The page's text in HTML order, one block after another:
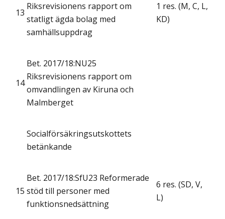
13
Riksrevisionens rapport om
statligt ägda bolag med
samhällsuppdrag
1 res. (M, C, L,
KD)
14
Bet. 2017/18:NU25
Riksrevisionens rapport om
omvandlingen av Kiruna och
Malmberget
Socialförsäkringsutskottets
betänkande
15
Bet. 2017/18:SfU23 Reformerade
stöd till personer med
funktionsnedsättning
6 res. (SD, V,
L)